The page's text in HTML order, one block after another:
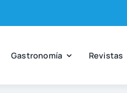
Gas­tro­no­mía Revis­tas